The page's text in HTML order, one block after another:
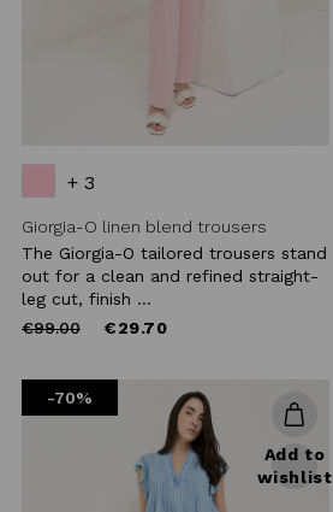
+ 3
Giorgia-O linen blend trousers
The Giorgia-O tailored trousers stand
out for a clean and refined straight-
leg cut, finish ...
Price
€99.00to €29.70
-70%
Add to
wishlist